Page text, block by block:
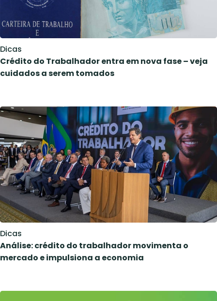
Dicas
Crédito do Trabalhador entra em nova fase – veja
cuidados a serem tomados
Dicas
Análise: crédito do trabalhador movimenta o
mercado e impulsiona a economia